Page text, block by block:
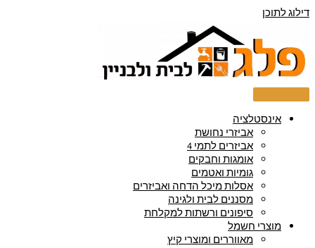
דילוג לתוכן
אינסטלציה
אביזרי נחושת
אביזרים לתמי 4
אומגות וחבקים
גומיות ואטמים
אסלות מיכל הדחה ואביזרים
מסננים לבית ולגינה
סיפונים ורשתות למקלחת
מוצרי חשמל
מאווררים ומוצרי קיץ